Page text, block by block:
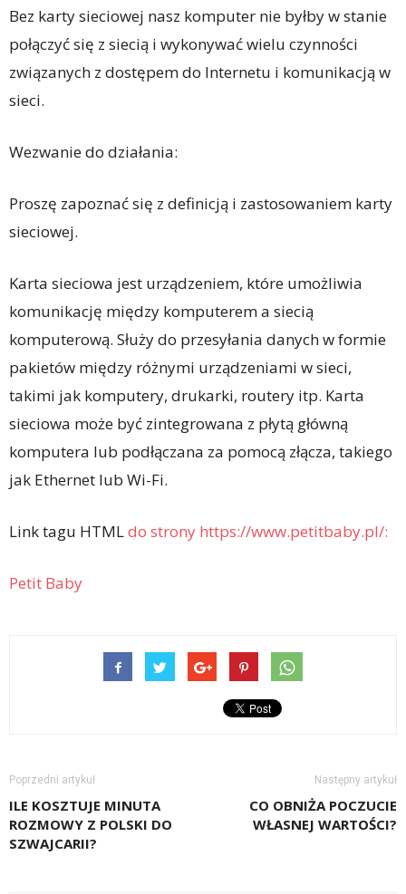
Bez karty sieciowej nasz komputer nie byłby w stanie
połączyć się z siecią i wykonywać wielu czynności
związanych z dostępem do Internetu i komunikacją w
sieci.
Wezwanie do działania:
Proszę zapoznać się z definicją i zastosowaniem karty
sieciowej.
Karta sieciowa jest urządzeniem, które umożliwia
komunikację między komputerem a siecią
komputerową. Służy do przesyłania danych w formie
pakietów między różnymi urządzeniami w sieci,
takimi jak komputery, drukarki, routery itp. Karta
sieciowa może być zintegrowana z płytą główną
komputera lub podłączana za pomocą złącza, takiego
jak Ethernet lub Wi-Fi.
Link tagu HTMLdo strony https://www.petitbaby.pl/:
Petit Baby
Poprzedni artykuł
ILE KOSZTUJE MINUTA
ROZMOWY Z POLSKI DO
SZWAJCARII?
Następny artykuł
CO OBNIŻA POCZUCIE
WŁASNEJ WARTOŚCI?